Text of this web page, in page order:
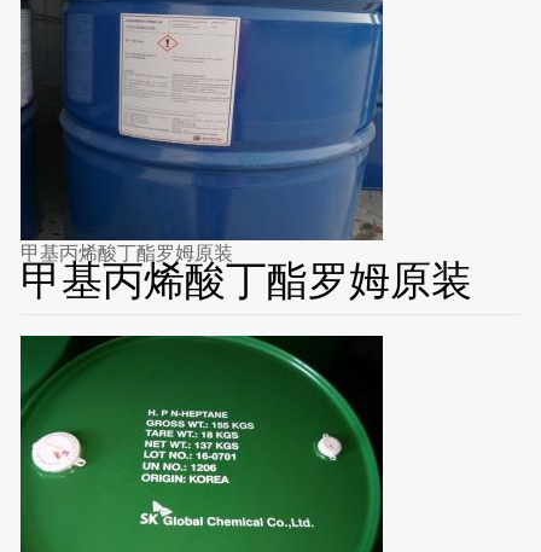
甲基丙烯酸丁酯罗姆原装
甲基丙烯酸丁酯罗姆原装